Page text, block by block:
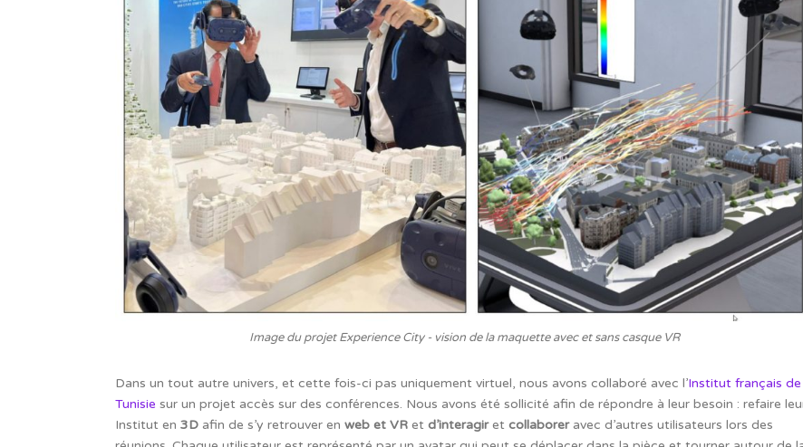
Image du projet Experience City - vision de la maquette avec et sans casque VR
Dans un tout autre univers, et cette fois-ci pas uniquement virtuel, nous avons collaboré avec l’Institut français de
Tunisie sur un projet accès sur des conférences. Nous avons été sollicité afin de répondre à leur besoin : refaire
Institut en 3D afin de s’y retrouver en web et VR et d’interagiret collaboreravec d’autres utilisateurs lors des